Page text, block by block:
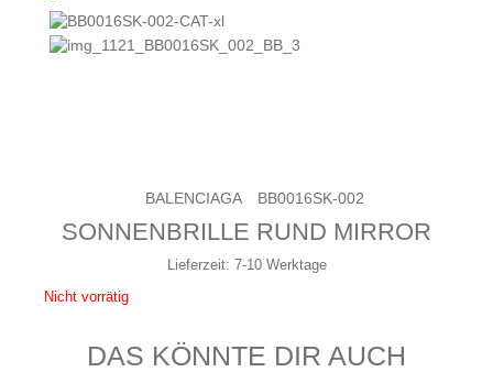
BB0016SK-002
BALENCIAGA
SONNENBRILLE RUND MIRROR
Lieferzeit: 7-10 Werktage
Nicht vorrätig
DAS KÖNNTE DIR AUCH